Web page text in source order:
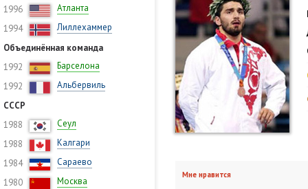
1996
Атланта
1994
Лиллехаммер
Объединённая команда
1992
Барселона
1992
Альбервиль
СССР
1988
Сеул
1988
Калгари
1984
Сараево
1980
Москва
Мне нравится